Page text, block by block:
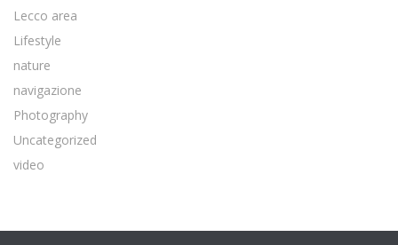
Lecco area
Lifestyle
nature
navigazione
Photography
Uncategorized
video